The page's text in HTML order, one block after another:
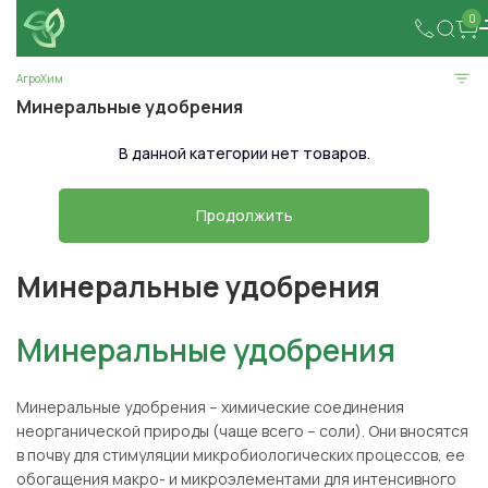
0
АгроХим
Минеральные удобрения
В данной категории нет товаров.
Продолжить
Минеральные удобрения
Минеральные удобрения
Минеральные удобрения – химические соединения
неорганической природы (чаще всего – соли). Они вносятся
в почву для стимуляции микробиологических процессов, ее
обогащения макро- и микроэлементами для интенсивного